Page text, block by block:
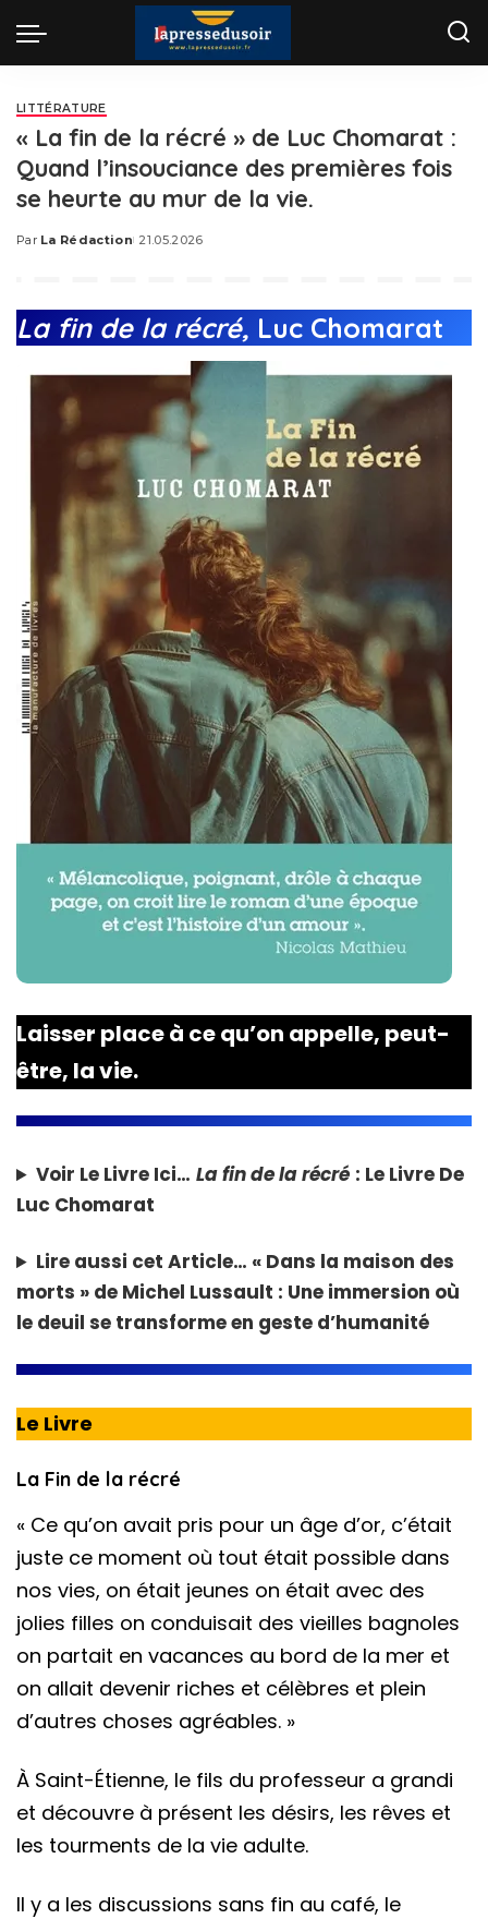
LITTÉRATURE
« La fin de la récré » de Luc Chomarat :
Quand l’insouciance des premières fois
se heurte au mur de la vie.
Posted
Par La Rédaction 21.05.2026
La fin de la récré, Luc Chomarat
Laisser place à ce qu’on appelle, peut-
être, la vie.
Voir Le Livre Ici… La fin de la récré : Le Livre De
Luc Chomarat
Lire aussi cet Article… « Dans la maison des
morts » de Michel Lussault : Une immersion où
le deuil se transforme en geste d’humanité
Le Livre
La Fin de la récré
« Ce qu’on avait pris pour un âge d’or, c’était
juste ce moment où tout était possible dans
nos vies, on était jeunes on était avec des
jolies filles on conduisait des vieilles bagnoles
on partait en vacances au bord de la mer et
on allait devenir riches et célèbres et plein
d’autres choses agréables. »
À Saint-Étienne, le fils du professeur a grandi
et découvre à présent les désirs, les rêves et
les tourments de la vie adulte.
Il y a les discussions sans fin au café, le